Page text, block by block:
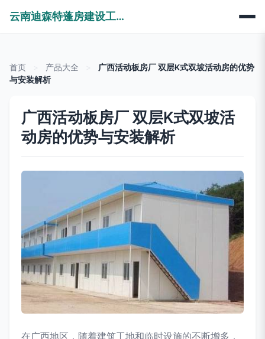
云南迪森特蓬房建设工程有限公司
首页 产品大全
广西活动板房厂 双层K式双坡活动房的优势
与安装解析
广西活动板房厂 双层K式双坡活
动房的优势与安装解析
在广西地区，随着建筑工地和临时设施的不断增多，